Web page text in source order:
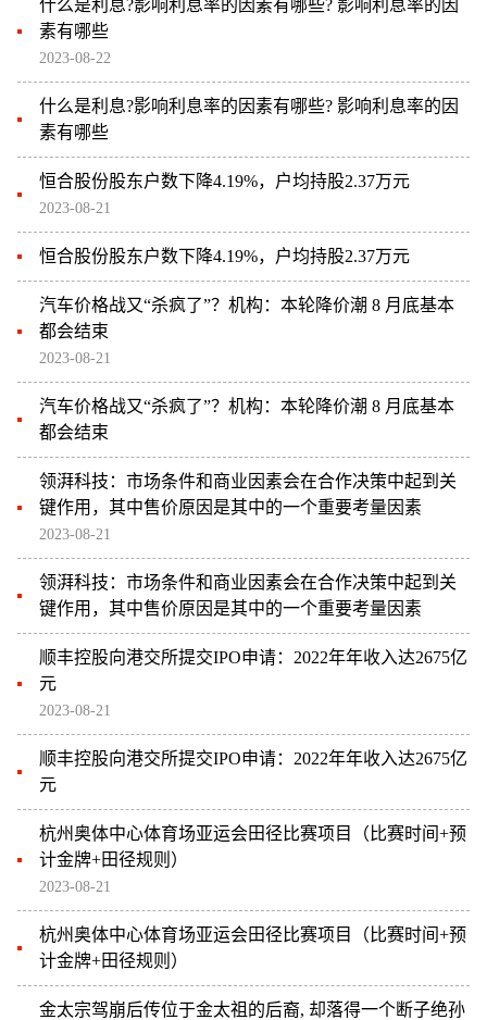
什么是利息?影响利息率的因素有哪些? 影响利息率的因
素有哪些
2023-08-22
什么是利息?影响利息率的因素有哪些? 影响利息率的因
素有哪些
恒合股份股东户数下降4.19%，户均持股2.37万元
2023-08-21
恒合股份股东户数下降4.19%，户均持股2.37万元
汽车价格战又“杀疯了”？机构：本轮降价潮 8 月底基本
都会结束
2023-08-21
汽车价格战又“杀疯了”？机构：本轮降价潮 8 月底基本
都会结束
领湃科技：市场条件和商业因素会在合作决策中起到关
键作用，其中售价原因是其中的一个重要考量因素
2023-08-21
领湃科技：市场条件和商业因素会在合作决策中起到关
键作用，其中售价原因是其中的一个重要考量因素
顺丰控股向港交所提交IPO申请：2022年年收入达2675亿
元
2023-08-21
顺丰控股向港交所提交IPO申请：2022年年收入达2675亿
元
杭州奥体中心体育场亚运会田径比赛项目（比赛时间+预
计金牌+田径规则）
2023-08-21
杭州奥体中心体育场亚运会田径比赛项目（比赛时间+预
计金牌+田径规则）
金太宗驾崩后传位于金太祖的后裔, 却落得一个断子绝孙